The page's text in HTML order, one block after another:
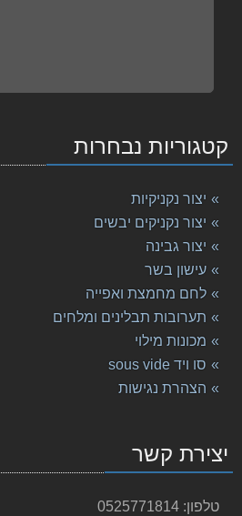
קטגוריות נבחרות
יצור נקניקיות
יצור נקניקים יבשים
יצור גבינה
עישון בשר
לחם מחמצת ואפייה
תערובות תבלינים ומלחים
מכונות מילוי
סו ויד sous vide
הצהרת נגישות
יצירת קשר
טלפון: 0525771814